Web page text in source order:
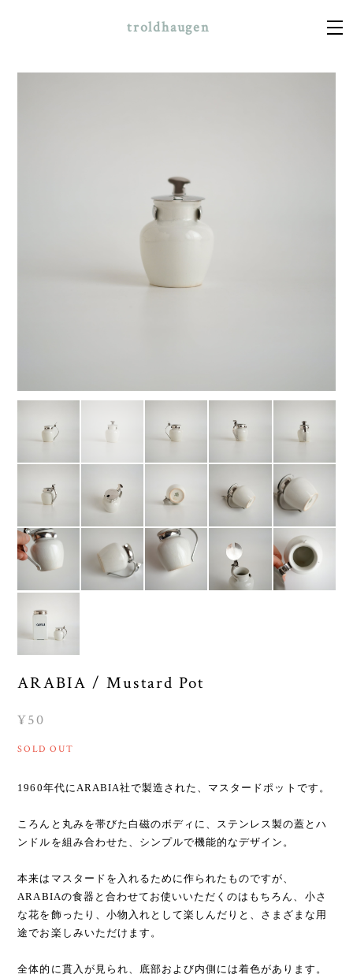
troldhaugen
ARABIA / Mustard Pot
¥50
SOLD OUT
1960年代にARABIA社で製造された、マスタードポットです。
ころんと丸みを帯びた白磁のボディに、ステンレス製の蓋とハ
ンドルを組み合わせた、シンプルで機能的なデザイン。
本来はマスタードを入れるために作られたものですが、
ARABIAの食器と合わせてお使いいただくのはもちろん、小さ
な花を飾ったり、小物入れとして楽しんだりと、さまざまな用
途でお楽しみいただけます。
全体的に貫入が見られ、底部および内側には着色があります。